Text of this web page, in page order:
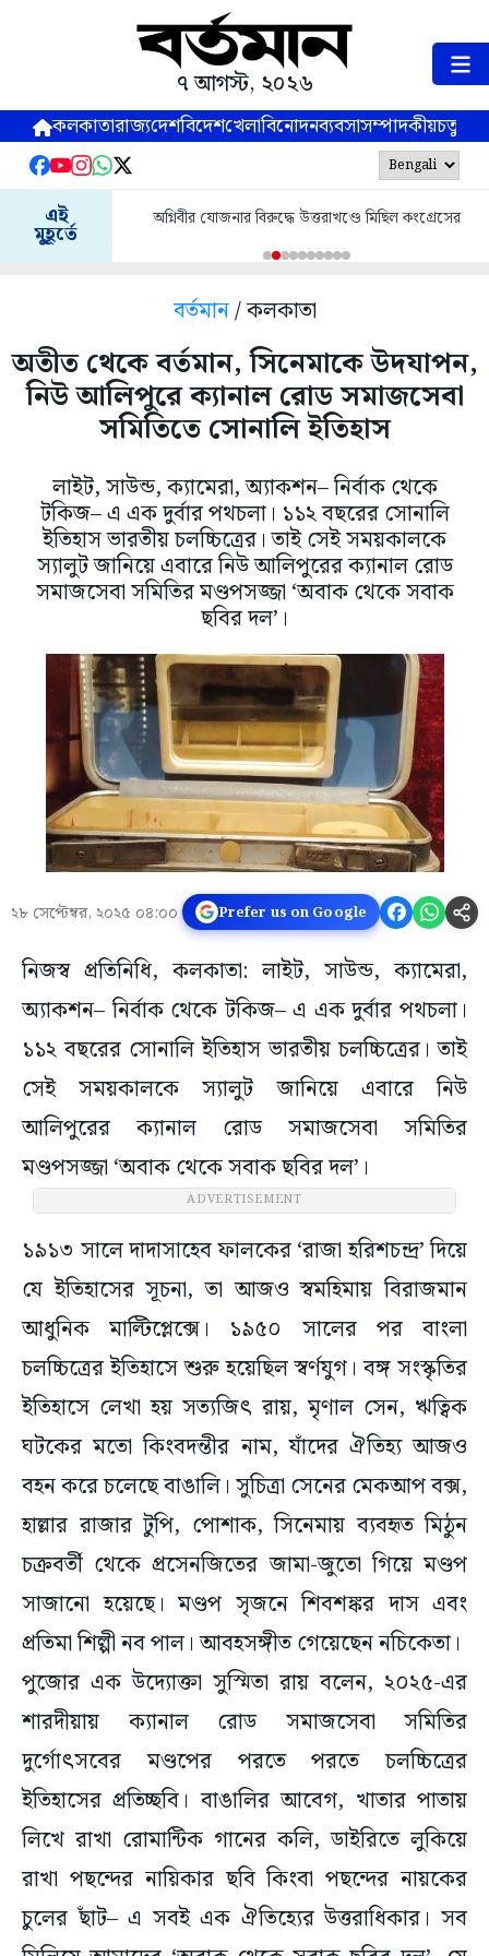
৭ আগস্ট, ২০২৬
কলকাতারাজ্যদেশবিদেশখেলাবিনোদনব্যবসাসম্পাদকীয়
এই
মুহূর্তে
অগ্নিবীর যোজনার বিরুদ্ধে উত্তরাখণ্ডে মিছিল কংগ্রেসের
বর্তমান/ কলকাতা
অতীত থেকে বর্তমান, সিনেমাকে উদযাপন,
নিউ আলিপুরে ক্যানাল রোড সমাজসেবা
সমিতিতে সোনালি ইতিহাস
লাইট, সাউন্ড, ক্যামেরা, অ্যাকশন– নির্বাক থেকে
টকিজ– এ এক দুর্বার পথচলা। ১১২ বছরের সোনালি
ইতিহাস ভারতীয় চলচ্চিত্রের। তাই সেই সময়কালকে
স্যালুট জানিয়ে এবারে নিউ আলিপুরের ক্যানাল রোড
সমাজসেবা সমিতির মণ্ডপসজ্জা ‘অবাক থেকে সবাক
ছবির দল’।
২৮ সেপ্টেম্বর, ২০২৫ ০৪:০০ Prefer us on Google
নিজস্ব প্রতিনিধি, কলকাতা: লাইট, সাউন্ড, ক্যামেরা,
অ্যাকশন– নির্বাক থেকে টকিজ– এ এক দুর্বার পথচলা।
১১২ বছরের সোনালি ইতিহাস ভারতীয় চলচ্চিত্রের। তাই
সেই সময়কালকে স্যালুট জানিয়ে এবারে নিউ
আলিপুরের ক্যানাল রোড সমাজসেবা সমিতির
মণ্ডপসজ্জা ‘অবাক থেকে সবাক ছবির দল’।
ADVERTISEMENT
১৯১৩ সালে দাদাসাহেব ফালকের ‘রাজা হরিশচন্দ্র’ দিয়ে
যে ইতিহাসের সূচনা, তা আজও স্বমহিমায় বিরাজমান
আধুনিক মাল্টিপ্লেক্সে। ১৯৫০ সালের পর বাংলা
চলচ্চিত্রের ইতিহাসে শুরু হয়েছিল স্বর্ণযুগ। বঙ্গ সংস্কৃতির
ইতিহাসে লেখা হয় সত্যজিৎ রায়, মৃণাল সেন, ঋত্বিক
ঘটকের মতো কিংবদন্তীর নাম, যাঁদের ঐতিহ্য আজও
বহন করে চলেছে বাঙালি। সুচিত্রা সেনের মেকআপ বক্স,
হাল্লার রাজার টুপি, পোশাক, সিনেমায় ব্যবহৃত মিঠুন
চক্রবর্তী থেকে প্রসেনজিতের জামা-জুতো গিয়ে মণ্ডপ
সাজানো হয়েছে। মণ্ডপ সৃজনে শিবশঙ্কর দাস এবং
প্রতিমা শিল্পী নব পাল। আবহসঙ্গীত গেয়েছেন নচিকেতা।
পুজোর এক উদ্যোক্তা সুস্মিতা রায় বলেন, ২০২৫-এর
শারদীয়ায় ক্যানাল রোড সমাজসেবা সমিতির
দুর্গোৎসবের মণ্ডপের পরতে পরতে চলচ্চিত্রের
ইতিহাসের প্রতিচ্ছবি। বাঙালির আবেগ, খাতার পাতায়
লিখে রাখা রোমান্টিক গানের কলি, ডাইরিতে লুকিয়ে
রাখা পছন্দের নায়িকার ছবি কিংবা পছন্দের নায়কের
চুলের ছাঁট– এ সবই এক ঐতিহ্যের উত্তরাধিকার। সব